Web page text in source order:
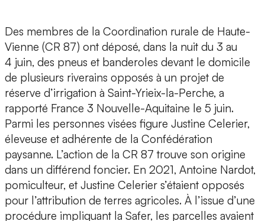
Des membres de la Coordination rurale de Haute-
Vienne (CR 87) ont déposé, dans la nuit du 3 au
4 juin, des pneus et banderoles devant le domicile
de plusieurs riverains opposés à un projet de
réserve d’irrigation à Saint-Yrieix-la-Perche, a
rapporté France 3 Nouvelle-Aquitaine le 5 juin.
Parmi les personnes visées figure Justine Celerier,
éleveuse et adhérente de la Confédération
paysanne. L’action de la CR 87 trouve son origine
dans un différend foncier. En 2021, Antoine Nardot,
pomiculteur, et Justine Celerier s’étaient opposés
pour l’attribution de terres agricoles. À l’issue d’une
procédure impliquant la Safer, les parcelles avaient